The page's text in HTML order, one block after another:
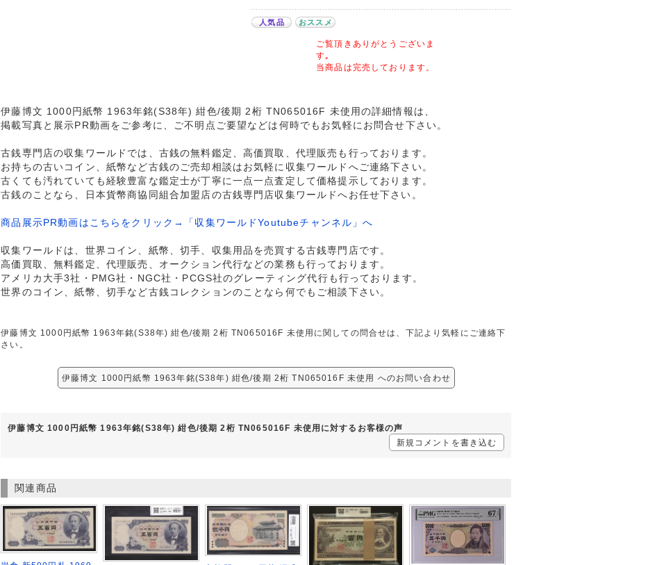
人気品 おススメ
ご覧頂きありがとうございま
す｡
当商品は完売しております。
伊藤博文 1000円紙幣 1963年銘(S38年) 紺色/後期 2桁 TN065016F 未使用の詳細情報は、
掲載写真と展示PR動画をご参考に、ご不明点ご要望などは何時でもお気軽にお問合せ下さい。
古銭専門店の収集ワールドでは、古銭の無料鑑定、高価買取、代理販売も行っております。
お持ちの古いコイン、紙幣など古銭のご売却相談はお気軽に収集ワールドへご連絡下さい。
古くても汚れていても経験豊富な鑑定士が丁寧に一点一点査定して価格提示しております。
古銭のことなら、日本貨幣商協同組合加盟店の古銭専門店収集ワールドへお任せ下さい。
商品展示PR動画はこちらをクリック→「収集ワールドYoutubeチャンネル」へ
収集ワールドは、世界コイン、紙幣、切手、収集用品を売買する古銭専門店です。
高価買取、無料鑑定、代理販売、オークション代行などの業務も行っております。
アメリカ大手3社・PMG社・NGC社・PCGS社のグレーティング代行も行っております。
世界のコイン、紙幣、切手など古銭コレクションのことなら何でもご相談下さい。
伊藤博文 1000円紙幣 1963年銘(S38年) 紺色/後期 2桁 TN065016F 未使用に関しての問合せは、下記より気軽にご連絡下
さい。
伊藤博文 1000円紙幣 1963年銘(S38年) 紺色/後期 2桁 TN065016F 未使用 へのお問い合わせ
伊藤博文 1000円紙幣 1963年銘(S38年) 紺色/後期 2桁 TN065016F 未使用に対するお客様の声
新規コメントを書き込む
関連商品